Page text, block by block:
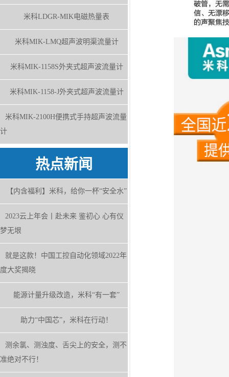
米科LDGR-MIK电磁热量表
米科MIK-LMQ超声波明渠流量计
米科MIK-1158S外夹式超声波流量计
米科MIK-1158-J外夹式超声波流量计
米科MIK-2100H便携式手持超声波流量
计
热点新闻
【内含福利】米科，给你一杯“安全水”
2023云上年会丨赴未来 鉴初心 心有仪
梦无垠
就是这款！中国工控自动化领域2022年
度大奖揭晓
能源计量升级改造，米科“有一套”
助力“中国芯”，米科在行动！
测余氯、测浊度、舌尖上的安全，测不
准绝对不行！